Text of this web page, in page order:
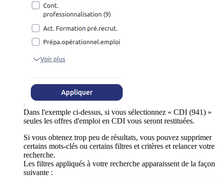
Dans l'exemple ci-dessus, si vous sélectionnez « CDI (941) »
seules les offres d'emploi en CDI vous seront restituées.
Si vous obtenez trop peu de résultats, vous pouvez supprimer
certains mots-clés ou certains filtres et critères et relancer votre
recherche.
Les filtres appliqués à votre recherche apparaissent de la façon
suivante :